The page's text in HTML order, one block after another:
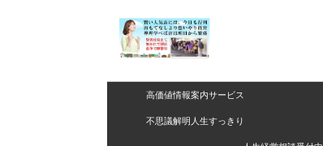
高価値情報案内サービス
不思議解明人生すっきり